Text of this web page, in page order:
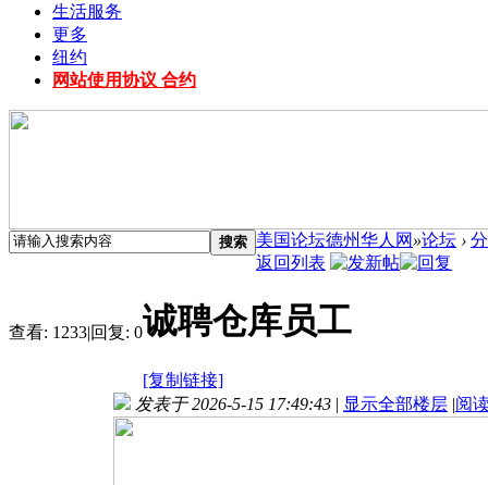
生活服务
更多
纽约
网站使用协议 合约
搜索 美国论坛德州华人网 »论坛 ›
返回列表
查看: 1233|回复: 0诚聘仓库员工
[复制链接]
发表于 2026-5-15 17:49:43 | 显示全部楼层 |阅